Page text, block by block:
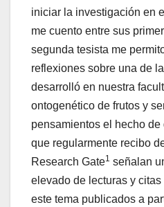
iniciar la investigación en
me cuento entre sus
segunda tesista me
reflexiones sobre una de
desarrolló en nuestra
ontogenético de frutos y
pensamientos el hecho
que regularmente recibo
Research Gate1 señalan
elevado de lecturas y
este tema publicados a